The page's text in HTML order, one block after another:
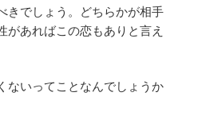
きでしょう。どちらかが相手
があればこの恋もありと言え
ないってことなんでしょうか